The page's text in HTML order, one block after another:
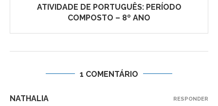
ATIVIDADE DE PORTUGUÊS: PERÍODO
COMPOSTO – 8º ANO
1 COMENTÁRIO
NATHALIA RESPONDER